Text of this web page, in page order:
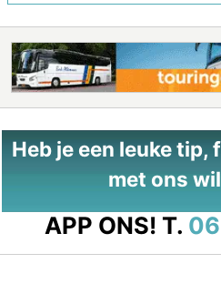
Heb je een leuke tip,
met ons
APP ONS! T.